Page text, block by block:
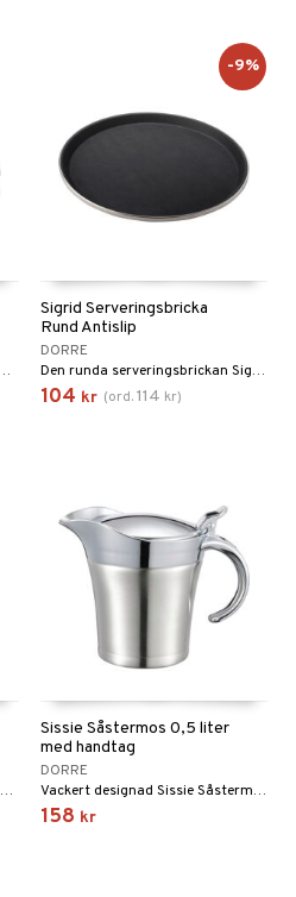
Vår serveringsbricka för t.ex. hamburgare och tillbehör är det perfekta sättet att presentera en burgare på.
Sigrid Serveringsbricka
Rund Antislip
DORRE
Den runda serveringsbrickan Sigrid hjälper dig att servera goda drinkar på ett enkelt och stilfullt sätt.
104 kr (ord.114 kr)
-9%
Denna stekspade på 33 cm kombinerar funktion och skonsam hantering.
Sissie Såstermos 0,5 liter
med handtag
DORRE
Vackert designad Sissie Såstermos som rymmer 0,5 liter av din godaste sås.
158 kr